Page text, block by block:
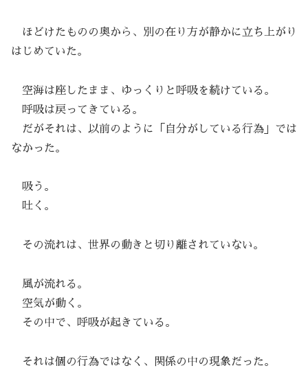
ほどけたものの奥から、別の在り方が静かに立ち上がり
はじめていた。
空海は座したまま、ゆっくりと呼吸を続けている。
呼吸は戻ってきている。
だがそれは、以前のように「自分がしている行為」では
なかった。
吸う。
吐く。
その流れは、世界の動きと切り離されていない。
風が流れる。
空気が動く。
その中で、呼吸が起きている。
それは個の行為ではなく、関係の中の現象だった。